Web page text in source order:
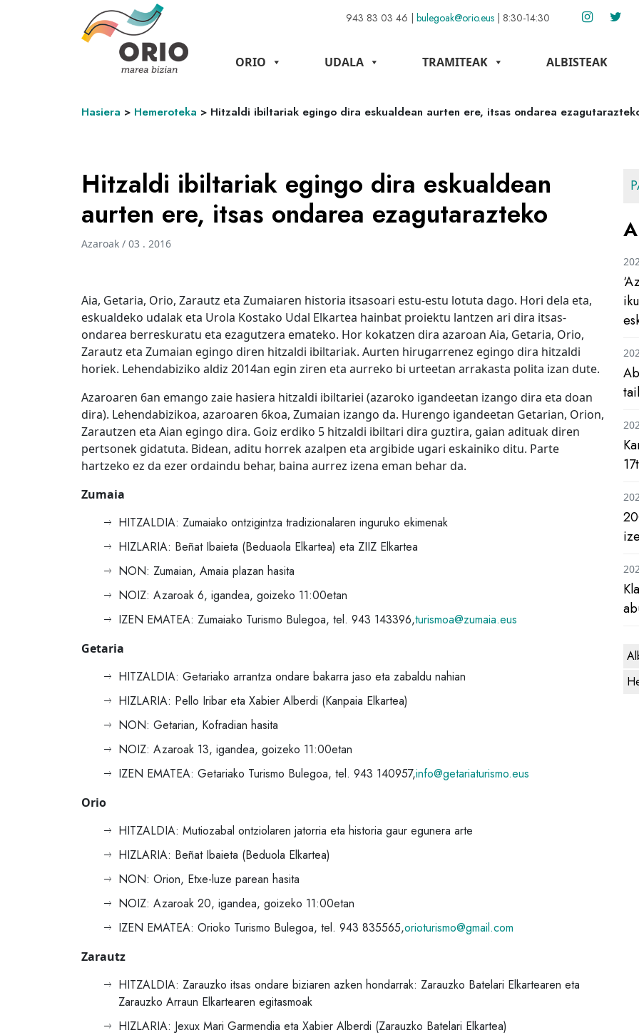
943 83 03 46 | bulegoak@orio.eus | 8:30-14:30
ORIO UDALA TRAMITEAK ALBISTEAK
Hasiera > Hemeroteka > Hitzaldi ibiltariak egingo dira eskualdean aurten ere, itsas ondarea
Hitzaldi ibiltariak egingo dira eskualdean
aurten ere, itsas ondarea ezagutarazteko
Azaroak / 03 . 2016
Aia, Getaria, Orio, Zarautz eta Zumaiaren historia itsasoari estu-estu lotuta dago. Hori dela eta,
eskualdeko udalak eta Urola Kostako Udal Elkartea hainbat proiektu lantzen ari dira itsas-
ondarea berreskuratu eta ezagutzera emateko. Hor kokatzen dira azaroan Aia, Getaria, Orio,
Zarautz eta Zumaian egingo diren hitzaldi ibiltariak. Aurten hirugarrenez egingo dira hitzaldi
horiek. Lehendabiziko aldiz 2014an egin ziren eta aurreko bi urteetan arrakasta polita izan dute.
Azaroaren 6an emango zaie hasiera hitzaldi ibiltariei (azaroko igandeetan izango dira eta doan
dira). Lehendabizikoa, azaroaren 6koa, Zumaian izango da. Hurengo igandeetan Getarian, Orion,
Zarautzen eta Aian egingo dira. Goiz erdiko 5 hitzaldi ibiltari dira guztira, gaian adituak diren
pertsonek gidatuta. Bidean, aditu horrek azalpen eta argibide ugari eskainiko ditu. Parte
hartzeko ez da ezer ordaindu behar, baina aurrez izena eman behar da.
Zumaia
HITZALDIA: Zumaiako ontzigintza tradizionalaren inguruko ekimenak
HIZLARIA: Beñat Ibaieta (Beduaola Elkartea) eta ZIIZ Elkartea
NON: Zumaian, Amaia plazan hasita
NOIZ: Azaroak 6, igandea, goizeko 11:00etan
IZEN EMATEA: Zumaiako Turismo Bulegoa, tel. 943 143396,turismoa@zumaia.eus
Getaria
HITZALDIA: Getariako arrantza ondare bakarra jaso eta zabaldu nahian
HIZLARIA: Pello Iribar eta Xabier Alberdi (Kanpaia Elkartea)
NON: Getarian, Kofradian hasita
NOIZ: Azaroak 13, igandea, goizeko 11:00etan
IZEN EMATEA: Getariako Turismo Bulegoa, tel. 943 140957,info@getariaturismo.eus
Orio
HITZALDIA: Mutiozabal ontziolaren jatorria eta historia gaur egunera arte
HIZLARIA: Beñat Ibaieta (Beduola Elkartea)
NON: Orion, Etxe-luze parean hasita
NOIZ: Azaroak 20, igandea, goizeko 11:00etan
IZEN EMATEA: Orioko Turismo Bulegoa, tel. 943 835565,orioturismo@gmail.com
Zarautz
HITZALDIA: Zarauzko itsas ondare biziaren azken hondarrak: Zarauzko Batelari Elkartearen eta
Zarauzko Arraun Elkartearen egitasmoak
HIZLARIA: Jexux Mari Garmendia eta Xabier Alberdi (Zarauzko Batelari Elkartea)